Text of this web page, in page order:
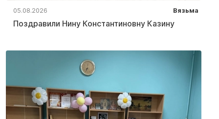
05.08.2026 Вязьма
Поздравили Нину Константиновну Казину